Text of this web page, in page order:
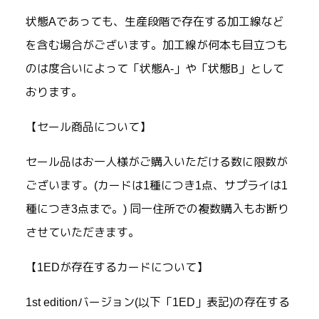
状態Aであっても、生産段階で存在する加工線など
を含む場合がございます。加工線が何本も目立つも
のは度合いによって「状態A-」や「状態B」として
おります。
【セール商品について】
セール品はお一人様がご購入いただける数に限数が
ございます。(カードは1種につき1点、サプライは1
種につき3点まで。) 同一住所での複数購入もお断り
させていただきます。
【1EDが存在するカードについて】
1st editionバージョン(以下「1ED」表記)の存在する